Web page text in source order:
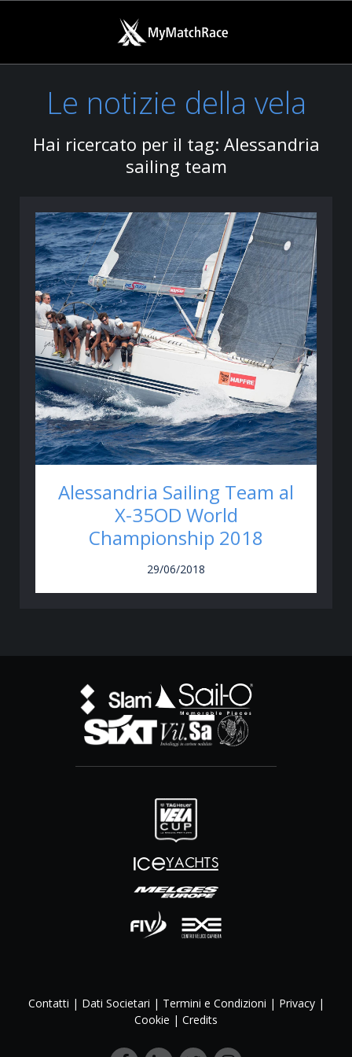
Le notizie della vela
Hai ricercato per il tag: Alessandria
sailing team
Alessandria Sailing Team al
X-35OD World
Championship 2018
29/06/2018
Contatti | Dati Societari | Termini e Condizioni | Privacy|
Cookie | Credits